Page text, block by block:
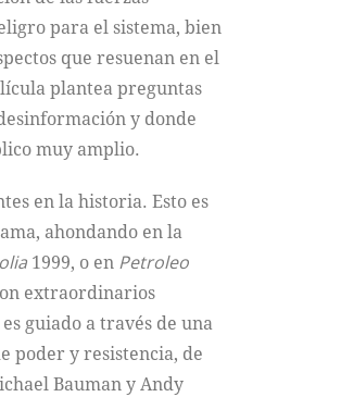
para el sistema, bien
que resuenan en el
plantea preguntas
y donde
muy amplio.
en la historia. Esto es
ahondando en la
1999, o en Petroleo
extraordinarios
guiado a través de una
poder y resistencia, de
Bauman y Andy